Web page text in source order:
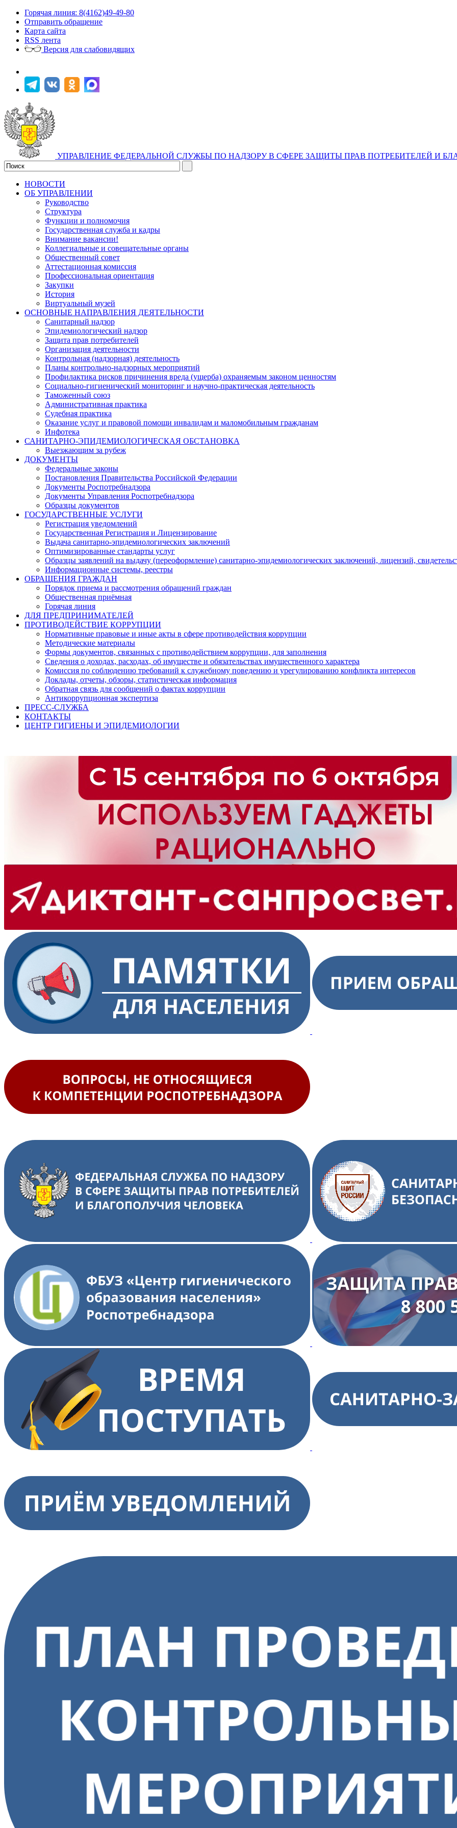
Горячая линия: 8(4162)49-49-80
Отправить обращение
Карта сайта
RSS лента
Версия для слабовидящих
УПРАВЛЕНИЕ ФЕДЕРАЛЬНОЙ СЛУЖБЫ ПО НАДЗОРУ В СФЕРЕ ЗАЩИТЫ ПРАВ ПОТРЕБИТЕЛЕЙ И
НОВОСТИ
ОБ УПРАВЛЕНИИ
Руководство
Структура
Функции и полномочия
Государственная служба и кадры
Внимание вакансии!
Коллегиальные и совещательные органы
Общественный совет
Аттестационная комиссия
Профессиональная ориентация
Закупки
История
Виртуальный музей
ОСНОВНЫЕ НАПРАВЛЕНИЯ ДЕЯТЕЛЬНОСТИ
Санитарный надзор
Эпидемиологический надзор
Защита прав потребителей
Организация деятельности
Контрольная (надзорная) деятельность
Планы контрольно-надзорных мероприятий
Профилактика рисков причинения вреда (ущерба) охраняемым законом ценностям
Социально-гигиенический мониторинг и научно-практическая деятельность
Таможенный союз
Административная практика
Судебная практика
Оказание услуг и правовой помощи инвалидам и маломобильным гражданам
Инфотека
САНИТАРНО-ЭПИДЕМИОЛОГИЧЕСКАЯ ОБСТАНОВКА
Выезжающим за рубеж
ДОКУМЕНТЫ
Федеральные законы
Постановления Правительства Российской Федерации
Документы Роспотребнадзора
Документы Управления Роспотребнадзора
Образцы документов
ГОСУДАРСТВЕННЫЕ УСЛУГИ
Регистрация уведомлений
Государственная Регистрация и Лицензирование
Выдача санитарно-эпидемиологических заключений
Оптимизированные стандарты услуг
Образцы заявлений на выдачу (переоформление) санитарно-эпидемиологических заключений, лицензий,
Информационные системы, реестры
ОБРАЩЕНИЯ ГРАЖДАН
Порядок приема и рассмотрения обращений граждан
Общественная приёмная
Горячая линия
ДЛЯ ПРЕДПРИНИМАТЕЛЕЙ
ПРОТИВОДЕЙСТВИЕ КОРРУПЦИИ
Нормативные правовые и иные акты в сфере противодействия коррупции
Методические материалы
Формы документов, связанных с противодействием коррупции, для заполнения
Сведения о доходах, расходах, об имуществе и обязательствах имущественного характера
Комиссия по соблюдению требований к служебному поведению и урегулированию конфликта интересов
Доклады, отчеты, обзоры, статистическая информация
Обратная связь для сообщений о фактах коррупции
Антикоррупционная экспертиза
ПРЕСС-СЛУЖБА
КОНТАКТЫ
ЦЕНТР ГИГИЕНЫ И ЭПИДЕМИОЛОГИИ